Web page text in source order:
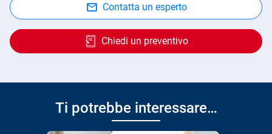
Contatta un esperto
Chiedi un preventivo
Ti potrebbe interessare…